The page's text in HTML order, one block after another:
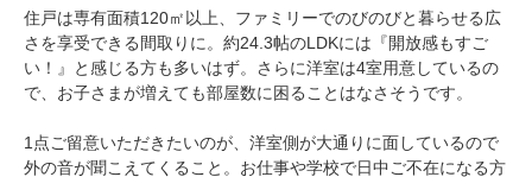
住戸は専有面積120㎡以上、ファミリーでのびのびと暮らせる広
さを享受できる間取りに。約24.3帖のLDKには『開放感もすご
い！』と感じる方も多いはず。さらに洋室は4室用意しているの
で、お子さまが増えても部屋数に困ることはなさそうです。
1点ご留意いただきたいのが、洋室側が大通りに面しているので
外の音が聞こえてくること。お仕事や学校で日中ご不在になる方